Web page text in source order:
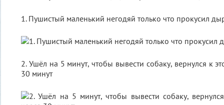
1. Пушистый маленький негодяй только что прокусил
2. Ушёл на 5 минут, чтобы вывести собаку, вернулся к
30 минут